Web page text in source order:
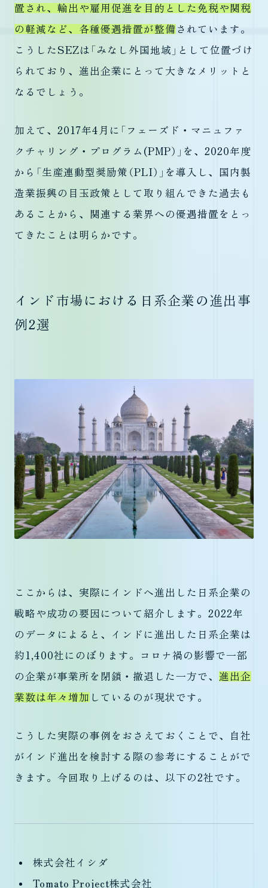
置され、輸出や雇用促進を目的とした免税や関税
の軽減など、各種優遇措置が整備 されています。
こうしたSEZは「みなし外国地域」として位置づけ
られており、進出企業にとって大きなメリットと
なるでしょう。
加えて、2017年4月に「フェーズド・マニュファ
クチャリング・プログラム(PMP）」を、2020年度
から「生産連動型奨励策（PLI）」を導入し、国内製
造業振興の目玉政策として取り組んできた過去も
あることから、関連する業界への優遇措置をとっ
てきたことは明らかです。
インド市場における日系企業の進出事
例2選
ここからは、実際にインドへ進出した日系企業の
戦略や成功の要因について紹介します。2022年
のデータによると、インドに進出した日系企業は
約1,400社にのぼります。コロナ禍の影響で一部
の企業が事業所を閉鎖・撤退した一方で、 進出企
業数は年々増加 しているのが現状です。
こうした実際の事例をおさえておくことで、自社
がインド進出を検討する際の参考にすることがで
きます。今回取り上げるのは、以下の2社です。
株式会社イシダ
Tomato Project株式会社